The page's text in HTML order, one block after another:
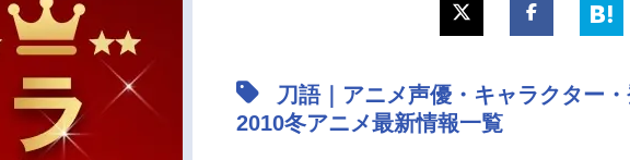
声優記事一覧
ア
男
刀語｜アニメ声優・キャラクター
2010冬アニメ最新情報一覧